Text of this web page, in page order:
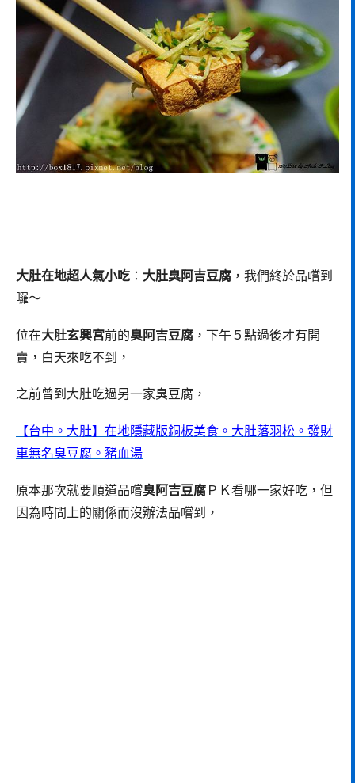
大肚在地超人氣小吃 ： 大肚臭阿吉豆腐 ，我們終於品嚐到
囉～
位在大肚玄興宮前的臭阿吉豆腐 ，下午５點過後才有開
賣，白天來吃不到，
之前曾到大肚吃過另一家臭豆腐，
【台中。大肚】在地隱藏版銅板美食。大肚落羽松。發財
車無名臭豆腐。豬血湯
原本那次就要順道品嚐臭阿吉豆腐 ＰＫ看哪一家好吃，但
因為時間上的關係而沒辦法品嚐到，